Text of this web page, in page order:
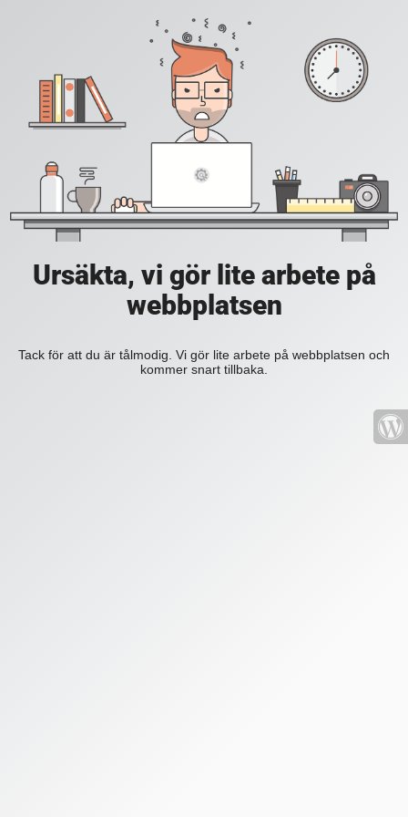
Ursäkta, vi gör lite arbete på
webbplatsen
Tack för att du är tålmodig. Vi gör lite arbete på webbplatsen och
kommer snart tillbaka.